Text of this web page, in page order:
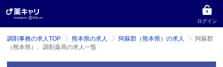
ログイン
調剤事務の求人TOP 熊本県の求人 阿蘇郡（熊本県）の求人
阿蘇郡
（熊本県）、調剤薬局の求人一覧